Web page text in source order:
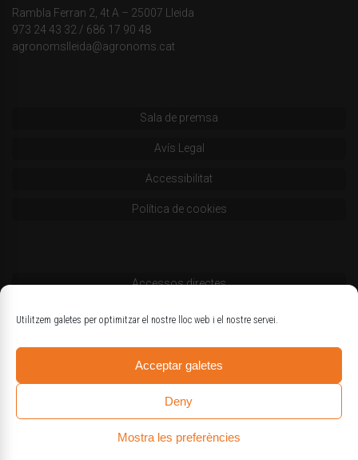
Utilitzem galetes per optimitzar el nostre lloc web i el nostre servei.
Acceptar galetes
Deny
Mostra les preferències
Rambla Ferran 2, 4t A – 25007 Lleida
973 24 43 32 / 686 17 90 48
agronomslleida@agronoms.cat
Sala de premsa
Avís Legal
Accessibilitat
Política de cookies
Accessos directes
Codi deontològic
Logotips oficials